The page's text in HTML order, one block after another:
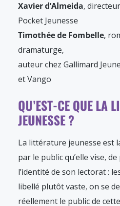
Xavier d’Almeida,
Pocket Jeunesse
Timothée de Fombelle,
dramaturge,
auteur chez Gallimard
et Vango
QU’EST-CE QUE LA
JEUNESSE ?
La littérature jeunesse est
par le public qu’elle vise,
l’identité de son lectorat :
libellé plutôt vaste, on se
réellement le public de